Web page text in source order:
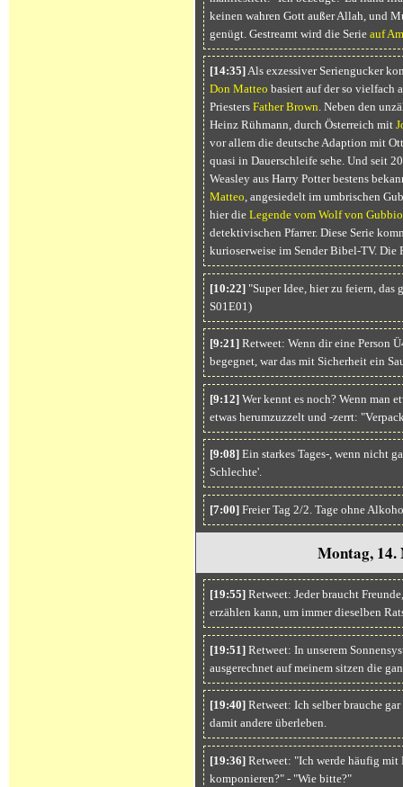
keinen wahren Gott außer Allah, und
genügt. Gestreamt wird die Serie auf
[14:35]Als exzessiver Seriengucker
Don Matteo basiert auf der so vielfach
Priesters Father Brown. Neben den
Heinz Rühmann, durch Österreich mit
vor allem die deutsche Adaption mit
quasi in Dauerschleife sehe. Und seit
Weasley aus Harry Potter bestens
Matteo, angesiedelt im umbrischen
hier die Legende vom Wolf von Gubbio
detektivischen Pfarrer. Diese Serie
kurioserweise im Sender Bibel-TV.
[10:22]"Super Idee, hier zu feiern, das
S01E01)
[9:21]Retweet: Wenn dir eine Person
begegnet, war das mit Sicherheit ein
[9:12]Wer kennt es noch? Wenn man
etwas herumzuzzelt und -zerrt:
[9:08]Ein starkes Tages-, wenn nicht
Schlechte'.
[7:00]Freier Tag 2/2. Tage ohne
Montag, 14.
[19:55]Retweet: Jeder braucht
erzählen kann, um immer dieselben
[19:51]Retweet: In unserem
ausgerechnet auf meinem sitzen die
[19:40]Retweet: Ich selber brauche
damit andere überleben.
[19:36]Retweet: "Ich werde häufig mit
komponieren?" - "Wie bitte?"